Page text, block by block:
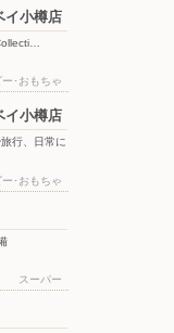
イ小樽店
･おもちゃ
イ小樽店
行、日常に
･おもちゃ
スーパー